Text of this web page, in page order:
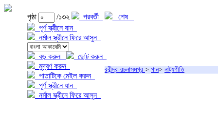
পৃষ্ঠা /১৩২ পরবর্তী
শেষ
পূর্ণ স্ক্রীনে যান
নর্মাল স্ক্রীনে ফিরে আসুন
বড় করুন
ছোট করুন
মুদ্রণ করুন
পাতাটিকে মেইল করুন
পূর্ণ স্ক্রীনে যান
নর্মাল স্ক্রীনে ফিরে আসুন
রবীন্দ্র-রচনাসমগ্র > গান> নাট্যগীতি